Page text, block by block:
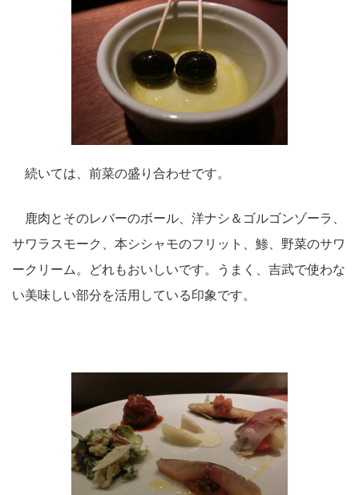
続いては、前菜の盛り合わせです。
鹿肉とそのレバーのボール、洋ナシ＆ゴルゴンゾーラ、
サワラスモーク、本シシャモのフリット、鯵、野菜のサワ
ークリーム。どれもおいしいです。うまく、吉武で使わな
い美味しい部分を活用している印象です。